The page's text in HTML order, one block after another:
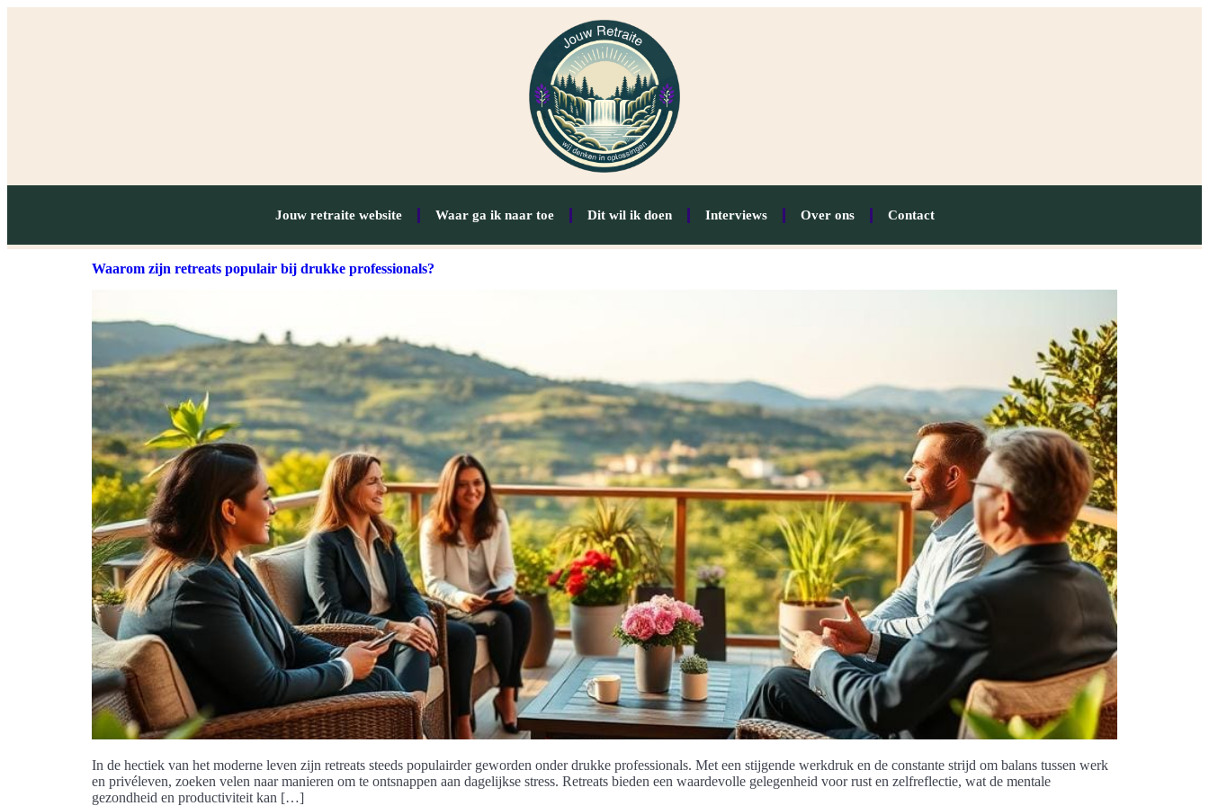
Jouw retraite website Waar ga ik naar toe Dit wil ik doen Interviews Over ons Contact
Waarom zijn retreats populair bij drukke professionals?
In de hectiek van het moderne leven zijn retreats steeds populairder geworden onder drukke professionals. Met een stijgende werkdruk en de constante strijd om balans tussen werk
en privéleven, zoeken velen naar manieren om te ontsnappen aan dagelijkse stress. Retreats bieden een waardevolle gelegenheid voor rust en zelfreflectie, wat de mentale
gezondheid en productiviteit kan […]